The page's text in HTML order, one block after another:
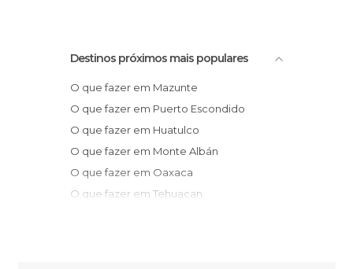
Destinos próximos mais populares
O que fazer em Mazunte
O que fazer em Puerto Escondido
O que fazer em Huatulco
O que fazer em Monte Albán
O que fazer em Oaxaca
O que fazer em Tehuacan